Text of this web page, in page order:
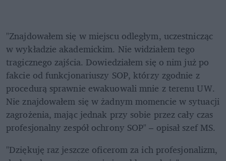
"Znajdowałem się w miejscu odległym, uczestnicząc
w wykładzie akademickim. Nie widziałem tego
tragicznego zajścia. Dowiedziałem się o nim już po
fakcie od funkcjonariuszy SOP, którzy zgodnie z
procedurą sprawnie ewakuowali mnie z terenu UW.
Nie znajdowałem się w żadnym momencie w sytuacji
zagrożenia, mając jednak przy sobie przez cały czas
profesjonalny zespół ochrony SOP" – opisał szef MS.
"Dziękuję raz jeszcze oficerom za ich profesjonalizm,